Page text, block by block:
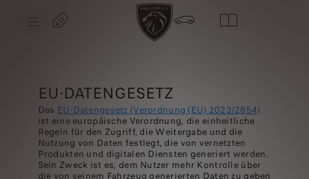
EU-DATENGESETZ
Das EU-Datengesetz (Verordnung (EU) 2023/2854)
ist eine europäische Verordnung, die einheitliche
Regeln für den Zugriff, die Weitergabe und die
Nutzung von Daten festlegt, die von vernetzten
Produkten und digitalen Diensten generiert werden.
Sein Zweck ist es, dem Nutzer mehr Kontrolle über
die von seinem Fahrzeug generierten Daten zu geben